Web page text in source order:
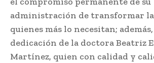
administración de transformar
quienes más lo necesitan;
dedicación de la doctora Beatriz
Martínez, quien con calidad y